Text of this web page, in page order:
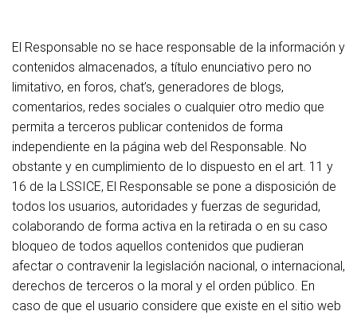
El Responsable no se hace responsable de la información y
contenidos almacenados, a título enunciativo pero no
limitativo, en foros, chat’s, generadores de blogs,
comentarios, redes sociales o cualquier otro medio que
permita a terceros publicar contenidos de forma
independiente en la página web del Responsable. No
obstante y en cumplimiento de lo dispuesto en el art. 11 y
16 de la LSSICE, El Responsable se pone a disposición de
todos los usuarios, autoridades y fuerzas de seguridad,
colaborando de forma activa en la retirada o en su caso
bloqueo de todos aquellos contenidos que pudieran
afectar o contravenir la legislación nacional, o internacional,
derechos de terceros o la moral y el orden público. En
caso de que el usuario considere que existe en el sitio web